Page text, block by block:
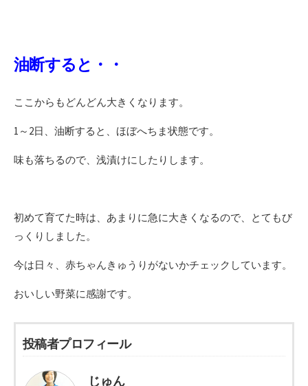
油断すると・・
ここからもどんどん大きくなります。
1～2日、油断すると、ほぼへちま状態です。
味も落ちるので、浅漬けにしたりします。
初めて育てた時は、あまりに急に大きくなるので、とてもび
っくりしました。
今は日々、赤ちゃんきゅうりがないかチェックしています。
おいしい野菜に感謝です。
投稿者プロフィール
じゅん